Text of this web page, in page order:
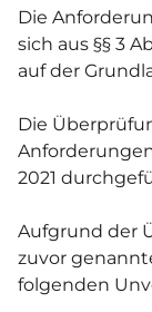
Die
sich aus §§ 3
auf der
Die
2021
Aufgrund der
zuvor
folgenden